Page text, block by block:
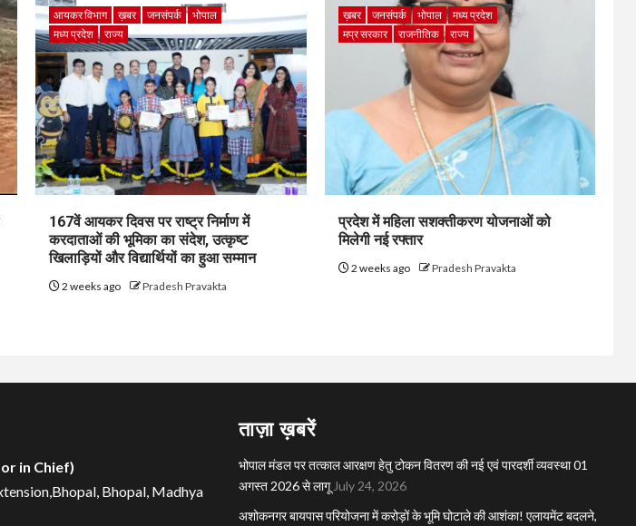
आयकर विभाग ख़बर जनसंपर्क
भोपाल
मध्य प्रदेश
राज्य
167वें आयकर दिवस पर राष्ट्र निर्माण में
करदाताओं की भूमिका का संदेश, उत्कृष्ट
खिलाड़ियों और विद्यार्थियों का हुआ सम्मान
2 weeks ago Pradesh Pravakta
ख़बर जनसंपर्क भोपाल
मध्य प्रदेश
मप्र सरकार
राजनीतिक राज्य
प्रदेश में महिला सशक्तीकरण योजनाओं को
मिलेगी नई रफ्तार
2 weeks ago Pradesh Pravakta
in Chief)
Bhopal, Madhya
ताज़ा ख़बरें
भोपाल मंडल पर तत्काल आरक्षण हेतु टोकन वितरण की नई एवं पारदर्शी व्यवस्था 01
अगस्त 2026 से लागू July 24, 2026
अशोकनगर बायपास परियोजना में करोड़ों के भूमि घोटाले की आशंका! एलायमेंट बदलने,